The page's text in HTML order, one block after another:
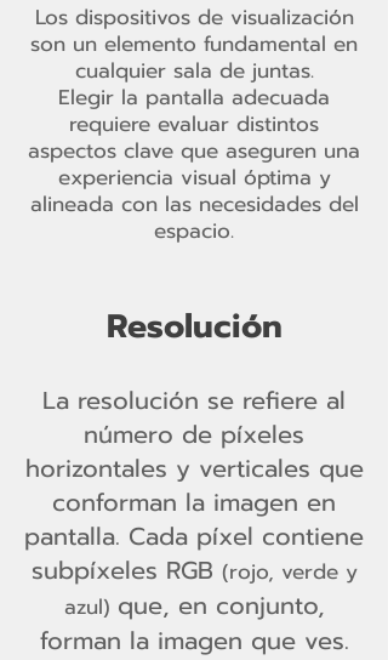
Los dispositivos de visualización
son un elemento fundamental en
cualquier sala de juntas.
Elegir la pantalla adecuada
requiere evaluar distintos
aspectos clave que aseguren una
experiencia visual óptima y
alineada con las necesidades del
espacio.
Resolución
La resolución se refiere al
número de píxeles
horizontales y verticales que
conforman la imagen en
pantalla. Cada píxel contiene
subpíxeles RGB (rojo, verde y
azul) que, en conjunto,
forman la imagen que ves.